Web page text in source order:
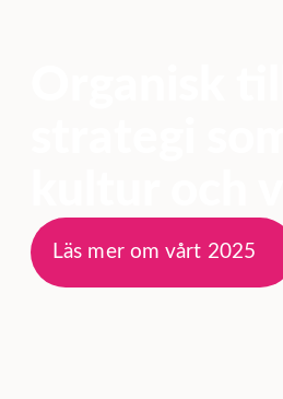
Läs mer om vårt 2025